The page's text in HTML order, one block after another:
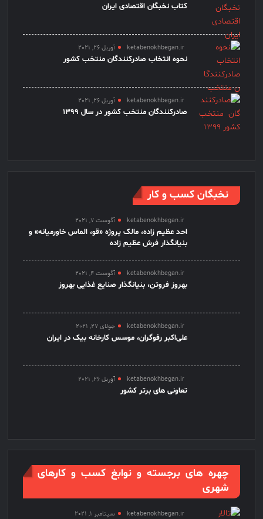
کتاب نخبگان اقتصادی ایران
ketabenokhbegan.ir آوریل 26, 2021
نحوه انتخاب صادرکنندگان منتخب کشور
ketabenokhbegan.ir آوریل 26, 2021
صادرکنندگان منتخب کشور در سال 1399
نخبگان کسب و کار
ketabenokhbegan.ir آگوست 7, 2021
احد عظیم زاده، مالک پروژه «قو، الماس خاورمیانه» و
بنیانگذار فرش عظیم زاده
ketabenokhbegan.ir آگوست 4, 2021
بهروز فروتن، بنیانگذار صنایع غذایی بهروز
ketabenokhbegan.ir جولای 27, 2021
علی‌اکبر رفوگران، موسس کارخانه بیک در ایران
ketabenokhbegan.ir آوریل 26, 2021
تعاونی های برتر کشور
چهره های برجسته و نوابغ کسب و کارهای
شهری
ketabenokhbegan.ir سپتامبر 1, 2021